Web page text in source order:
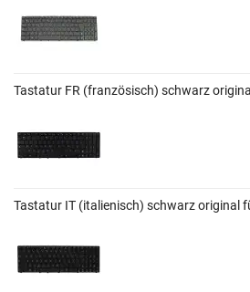
Tastatur FR (französisch) schwarz
Tastatur IT (italienisch) schwarz original